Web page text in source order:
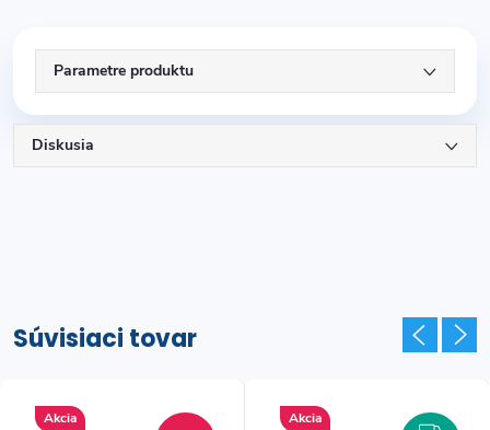
Parametre produktu
Diskusia
Súvisiaci tovar
Akcia Akcia